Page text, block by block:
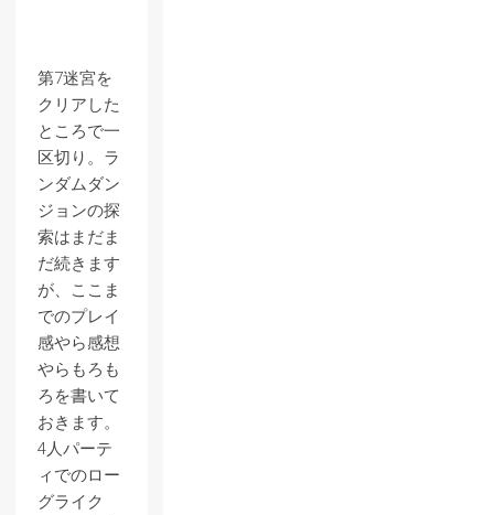
第7迷宮を
クリアした
ところで一
区切り。ラ
ンダムダン
ジョンの探
索はまだま
だ続きます
が、ここま
でのプレイ
感やら感想
やらもろも
ろを書いて
おきます。
4人パーテ
ィでのロー
グライク